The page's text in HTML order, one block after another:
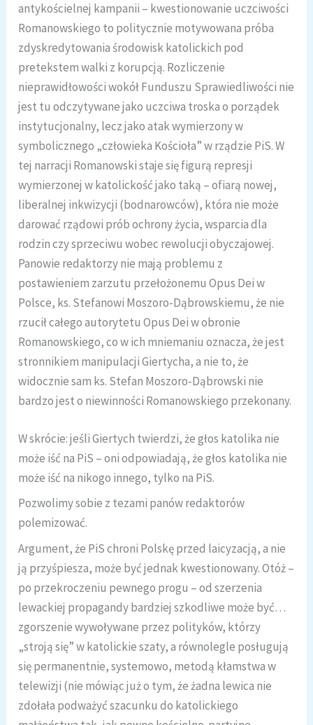
antykościelnej kampanii – kwestionowanie uczciwości
Romanowskiego to politycznie motywowana próba
zdyskredytowania środowisk katolickich pod
pretekstem walki z korupcją. Rozliczenie
nieprawidłowości wokół Funduszu Sprawiedliwości nie
jest tu odczytywane jako uczciwa troska o porządek
instytucjonalny, lecz jako atak wymierzony w
symbolicznego „człowieka Kościoła” w rządzie PiS. W
tej narracji Romanowski staje się figurą represji
wymierzonej w katolickość jako taką – ofiarą nowej,
liberalnej inkwizycji (bodnarowców), która nie może
darować rządowi prób ochrony życia, wsparcia dla
rodzin czy sprzeciwu wobec rewolucji obyczajowej.
Panowie redaktorzy nie mają problemu z
postawieniem zarzutu przełożonemu Opus Dei w
Polsce, ks. Stefanowi Moszoro-Dąbrowskiemu, że nie
rzucił całego autorytetu Opus Dei w obronie
Romanowskiego, co w ich mniemaniu oznacza, że jest
stronnikiem manipulacji Giertycha, a nie to, że
widocznie sam ks. Stefan Moszoro-Dąbrowski nie
bardzo jest o niewinności Romanowskiego przekonany.
W skrócie: jeśli Giertych twierdzi, że głos katolika nie
może iść na PiS – oni odpowiadają, że głos katolika nie
może iść na nikogo innego, tylko na PiS.
Pozwolimy sobie z tezami panów redaktorów
polemizować.
Argument, że PiS chroni Polskę przed laicyzacją, a nie
ją przyśpiesza, może być jednak kwestionowany. Otóż –
po przekroczeniu pewnego progu – od szerzenia
lewackiej propagandy bardziej szkodliwe może być…
zgorszenie wywoływane przez polityków, którzy
„stroją się” w katolickie szaty, a równolegle posługują
się permanentnie, systemowo, metodą kłamstwa w
telewizji (nie mówiąc już o tym, że żadna lewica nie
zdołała podważyć szacunku do katolickiego